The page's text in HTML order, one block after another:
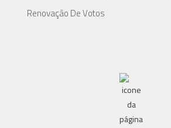
Renovação De Votos